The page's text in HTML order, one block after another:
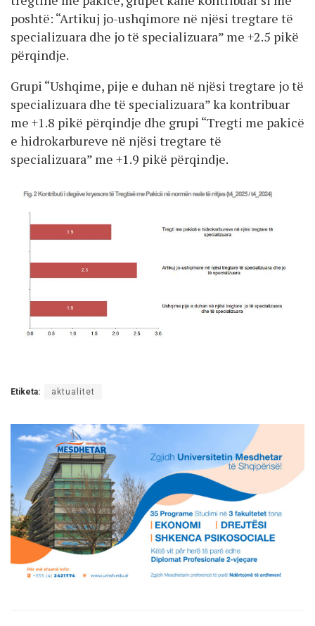
poshtë: “Artikuj jo-ushqimore në njësi tregtare të
specializuara dhe jo të specializuara” me +2.5 pikë
përqindje.
Grupi “Ushqime, pije e duhan në njësi tregtare jo të
specializuara dhe të specializuara” ka kontribuar
me +1.8 pikë përqindje dhe grupi “Tregti me pakicë
e hidrokarbureve në njësi tregtare të
specializuara” me +1.9 pikë përqindje.
Etiketa: aktualitet